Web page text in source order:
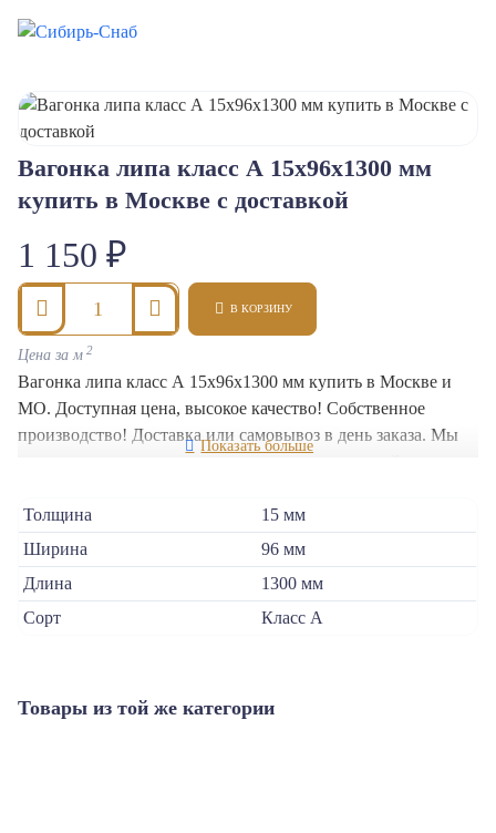
Класс A
Вагонка липа класс А 15x96x1300 мм
купить в Москве с доставкой
1 150 ₽
В КОРЗИНУ
Толщина
15 мм
Ширина
96 мм
Длина
1300 мм
Сорт
Класс А
Вагонка липа класс А 15x96x1300 мм купить в Москве и
МО. Доступная цена, высокое качество! Собственное
производство! Доставка или самовывоз в день заказа. Мы
Цена за м 2
Товары из той же категории